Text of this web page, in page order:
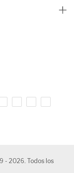
- 2026. Todos los